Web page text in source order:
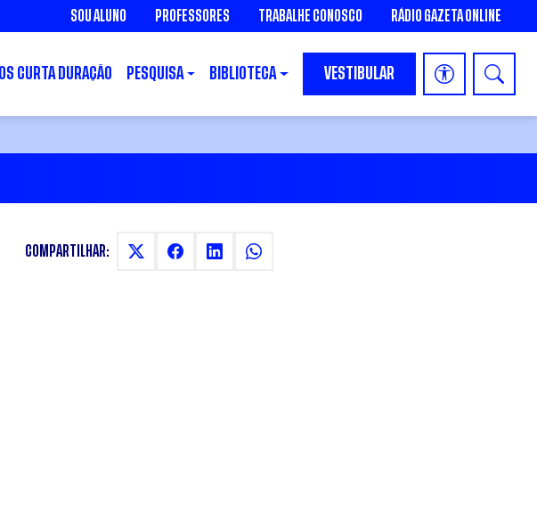
SOU ALUNO PROFESSORES TRABALHE CONOSCO RÁDIO GAZETA ONLINE
CURTA DURAÇÃO PESQUISA BIBLIOTECA VESTIBULAR
COMPARTILHAR: